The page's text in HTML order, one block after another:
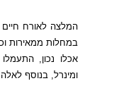
המלצה לאורח חיים
במחלות ממאירות
אכלו נכון,
ומינרל, בנוסף